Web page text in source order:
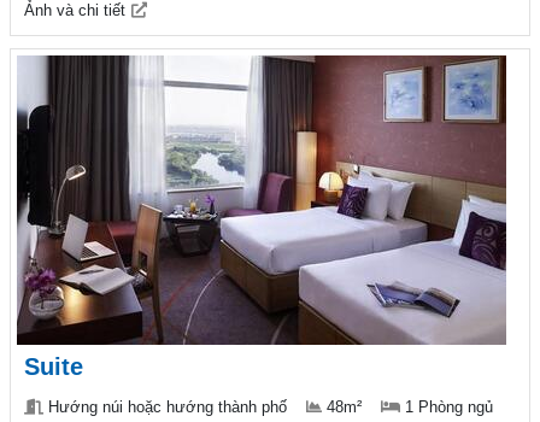
Ảnh và chi tiết
Suite
Hướng núi hoặc hướng thành phố 48m² 1 Phòng ngủ